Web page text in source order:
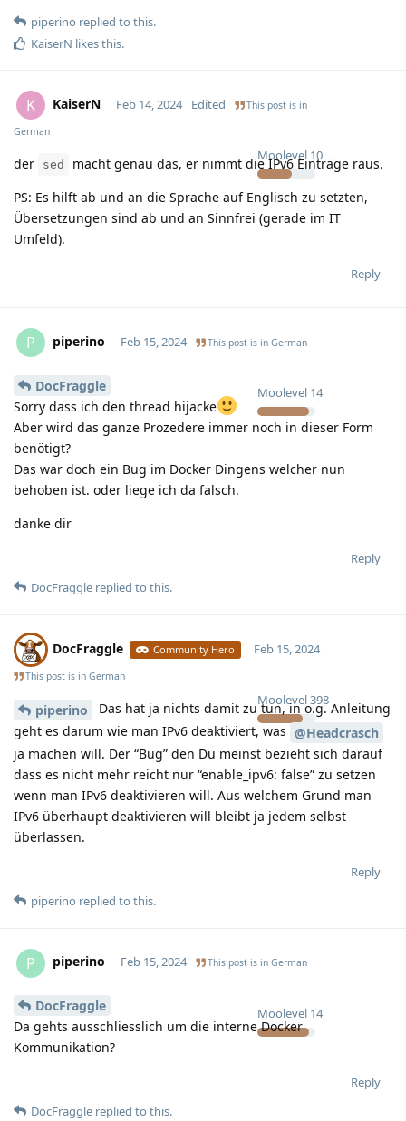
piperino replied to this.
KaiserN likes this.
K KaiserN
Moolevel 10
Feb 14, 2024 Edited This post is in
German
der sed
macht genau das, er nimmt die IPv6 Einträge raus.
PS: Es hilft ab und an die Sprache auf Englisch zu setzten,
Übersetzungen sind ab und an Sinnfrei (gerade im IT
Umfeld).
Reply
P piperino
Moolevel 14
Feb 15, 2024 This post is in German
DocFraggle
Sorry dass ich den thread hijacke
Aber wird das ganze Prozedere immer noch in dieser Form
benötigt?
Das war doch ein Bug im Docker Dingens welcher nun
behoben ist. oder liege ich da falsch.
danke dir
Reply
DocFraggle replied to this.
DocFraggle Community Hero
Moolevel398
Feb 15, 2024
This post is in German
piperino
Das hat ja nichts damit zu tun, in o.g. Anleitung
geht es darum wie man IPv6 deaktiviert, was @Headcrasch
ja machen will. Der “Bug” den Du meinst bezieht sich darauf
dass es nicht mehr reicht nur “enable_ipv6: false” zu setzen
wenn man IPv6 deaktivieren will. Aus welchem Grund man
IPv6 überhaupt deaktivieren will bleibt ja jedem selbst
überlassen.
Reply
piperino replied to this.
P piperino
Moolevel 14
Feb 15, 2024 This post is in German
DocFraggle
Da gehts ausschliesslich um die interne Docker
Kommunikation?
Reply
DocFraggle replied to this.